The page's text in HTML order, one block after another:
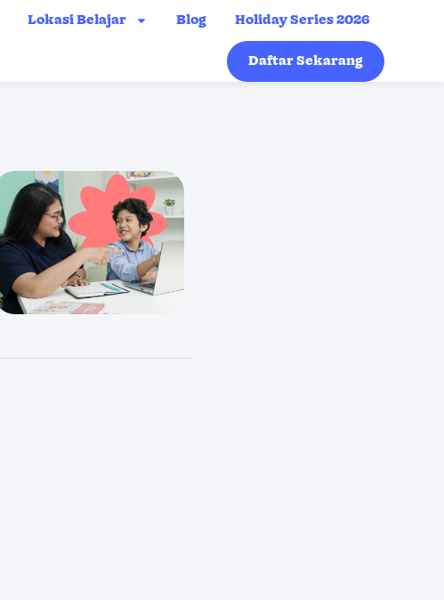
Lokasi Belajar Blog Holiday Series 2026
Daftar Sekarang